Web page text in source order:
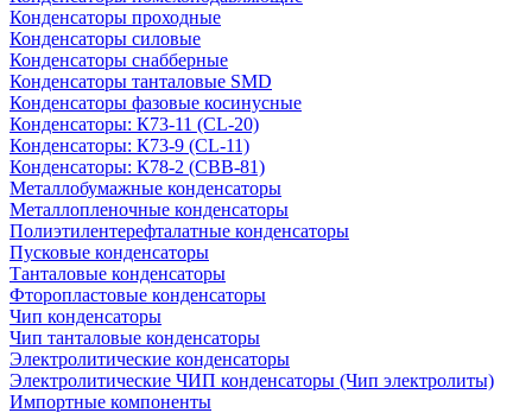
Конденсаторы проходные
Конденсаторы силовые
Конденсаторы снабберные
Конденсаторы танталовые SMD
Конденсаторы фазовые косинусные
Конденсаторы: К73-11 (CL-20)
Конденсаторы: К73-9 (CL-11)
Конденсаторы: К78-2 (CBB-81)
Металлобумажные конденсаторы
Металлопленочные конденсаторы
Полиэтилентерефталатные конденсаторы
Пусковые конденсаторы
Танталовые конденсаторы
Фторопластовые конденсаторы
Чип конденсаторы
Чип танталовые конденсаторы
Электролитические конденсаторы
Электролитические ЧИП конденсаторы (Чип электролиты)
Импортные компоненты